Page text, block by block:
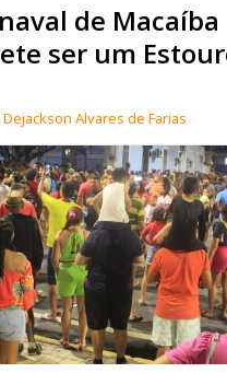
de Macaíba
ser um
Dejackson Alvares de Farias